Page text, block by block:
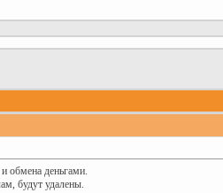
обмена деньгами.
будут удалены.